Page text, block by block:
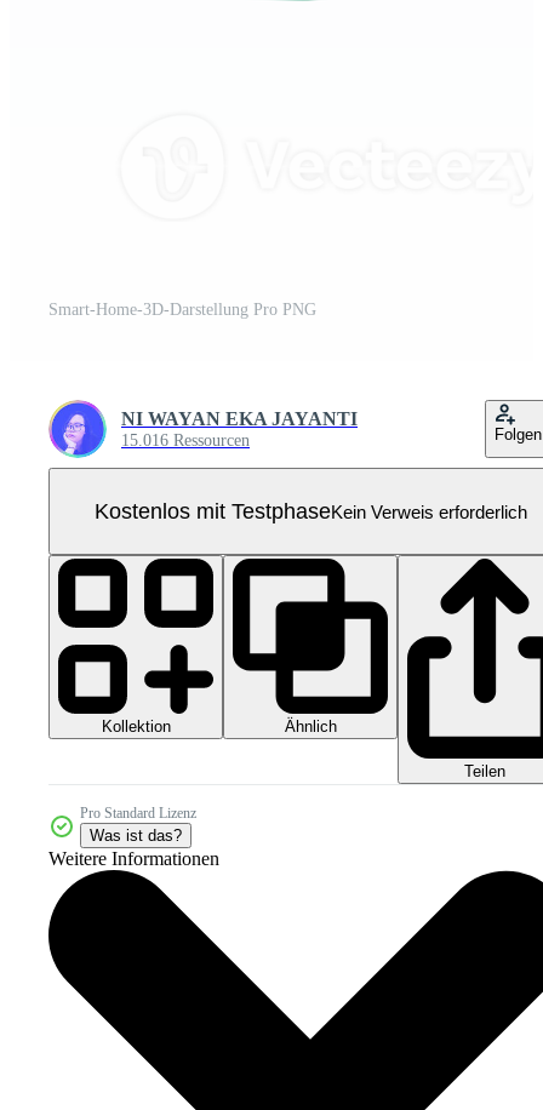
Smart-Home-3D-Darstellung Pro PNG
NI WAYAN EKA JAYANTI
15.016 Ressourcen Folgen
Kostenlos mit TestphaseKein Verweis erforderlich
Kollektion Ähnlich
Teilen
Pro Standard Lizenz
Was ist das?
Weitere Informationen